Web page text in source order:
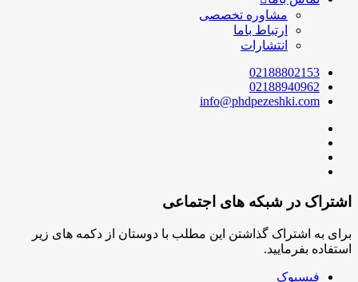
مشاوره تخصصی
ارتباط باما
انتشارات
02188802153
02188940962
info@phdpezeshki.com
اشتراک در شبکه های اجتماعی
برای به اشتراک گذاشتن این مطلب با دوستان از دکمه های زیر
استفاده بفرمایید.
فیسبوک